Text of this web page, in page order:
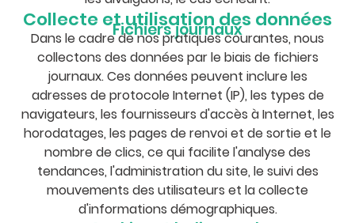
Collecte et utilisation des données
Fichiers journaux
Dans le cadre de nos pratiques courantes, nous
collectons des données par le biais de fichiers
journaux. Ces données peuvent inclure les
adresses de protocole Internet (IP), les types de
navigateurs, les fournisseurs d'accès à Internet, les
horodatages, les pages de renvoi et de sortie et le
nombre de clics, ce qui facilite l'analyse des
tendances, l'administration du site, le suivi des
mouvements des utilisateurs et la collecte
d'informations démographiques.